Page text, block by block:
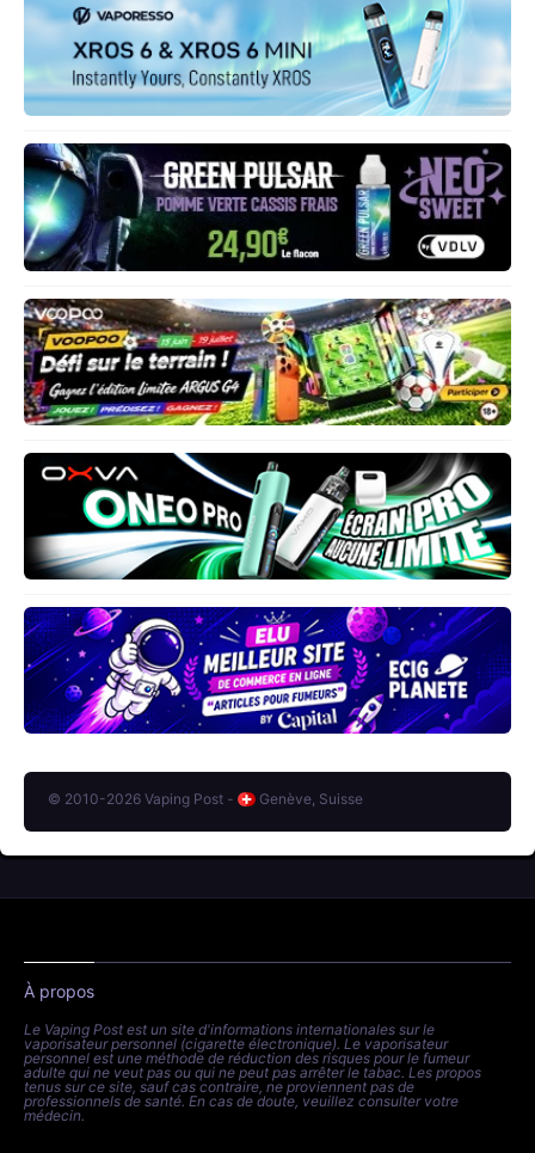
© 2010-2026 Vaping Post - Genève, Suisse
À propos
Le Vaping Post est un site d'informations internationales sur le
vaporisateur personnel (cigarette électronique). Le vaporisateur
personnel est une méthode de réduction des risques pour le fumeur
adulte qui ne veut pas ou qui ne peut pas arrêter le tabac. Les propos
tenus sur ce site, sauf cas contraire, ne proviennent pas de
professionnels de santé. En cas de doute, veuillez consulter votre
médecin.